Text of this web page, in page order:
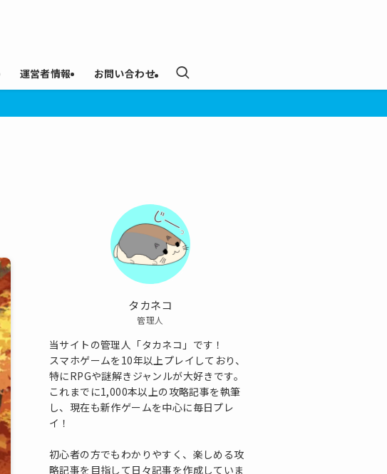
運営者情報 お問い合わせ
タカネコ
管理人
当サイトの管理人「タカネコ」です！
スマホゲームを10年以上プレイしており、
特にRPGや謎解きジャンルが大好きです。
これまでに1,000本以上の攻略記事を執筆
し、現在も新作ゲームを中心に毎日プレ
イ！
初心者の方でもわかりやすく、楽しめる攻
略記事を目指して日々記事を作成していま